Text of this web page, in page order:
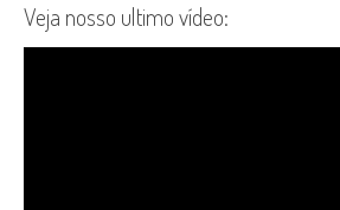
Veja nosso ultimo vídeo: